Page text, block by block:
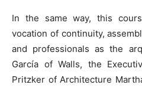
In the same way, this
vocation of continuity,
and professionals as the
García of Walls, the
Pritzker of Architecture